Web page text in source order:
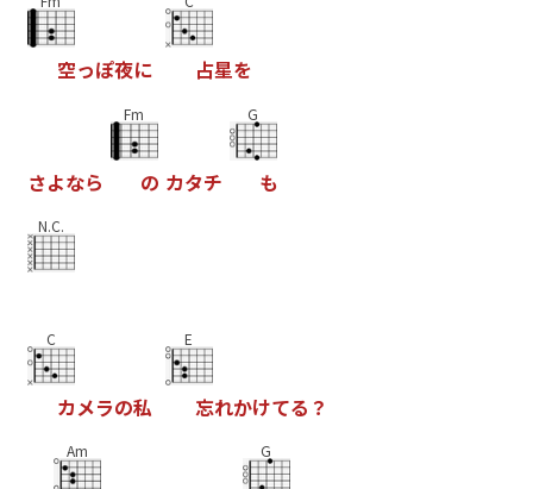
空っぽ夜に 占星を
さよなら
Fm
の カタチ
G
も
N.C.
C
カメラの私
E
忘れかけてる ？
Am G